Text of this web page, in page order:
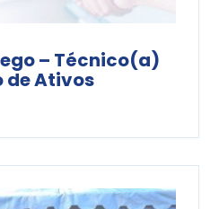
– Técnico(a)
de Ativos